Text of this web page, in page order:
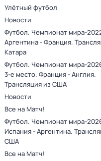
Улётный футбол
Новости
Футбол. Чемпионат мира-
Аргентина - Франция.
Катара
Футбол. Чемпионат мира-
3-е место. Франция - Англия.
Трансляция из США
Новости
Все на Матч!
Футбол. Чемпионат мира-
Испания - Аргентина.
США
Все на Матч!